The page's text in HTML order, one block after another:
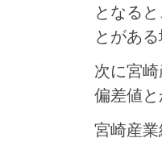
となる
とがあ
次に宮
偏差値
宮崎産